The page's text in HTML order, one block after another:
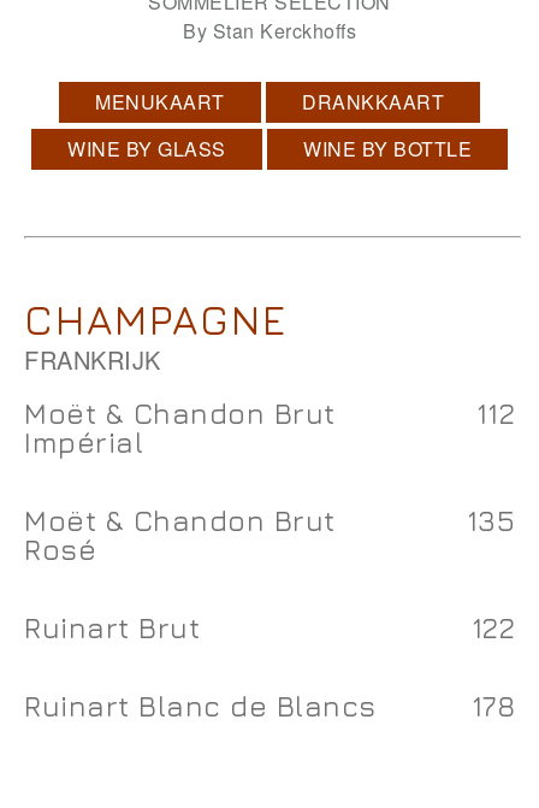
By Stan Kerckhoffs
MENUKAART
DRANKKAART
WINE BY GLASS
WINE BY BOTTLE
CHAMPAGNE
FRANKRIJK
Moët & Chandon Brut
Impérial
112
Moët & Chandon Brut
Rosé
135
Ruinart Brut 122
Ruinart Blanc de Blancs 178